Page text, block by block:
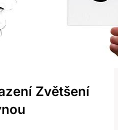
Zvětšení